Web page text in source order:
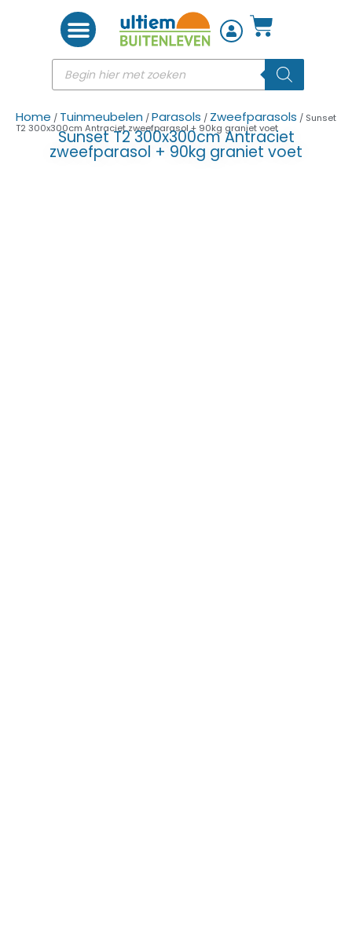
Home / Tuinmeubelen /Parasols / Zweefparasols / Sunset
T2 300x300cm Antraciet zweefparasol + 90kg graniet voet
Sunset T2 300x300cm Antraciet
zweefparasol + 90kg graniet voet